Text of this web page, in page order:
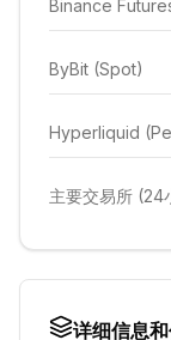
Binance
ByBit (Spot)
Hyperliquid
主要交易所 (24
详细信息